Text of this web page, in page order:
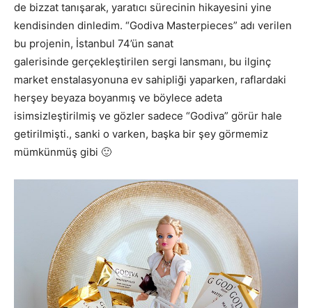
de bizzat tanışarak, yaratıcı sürecinin hikayesini yine
kendisinden dinledim. “Godiva Masterpieces” adı verilen
bu projenin, İstanbul 74’ün sanat
galerisinde gerçekleştirilen sergi lansmanı, bu ilginç
market enstalasyonuna ev sahipliği yaparken, raflardaki
herşey beyaza boyanmış ve böylece adeta
isimsizleştirilmiş ve gözler sadece “Godiva” görür hale
getirilmişti., sanki o varken, başka bir şey görmemiz
mümkünmüş gibi 🙂